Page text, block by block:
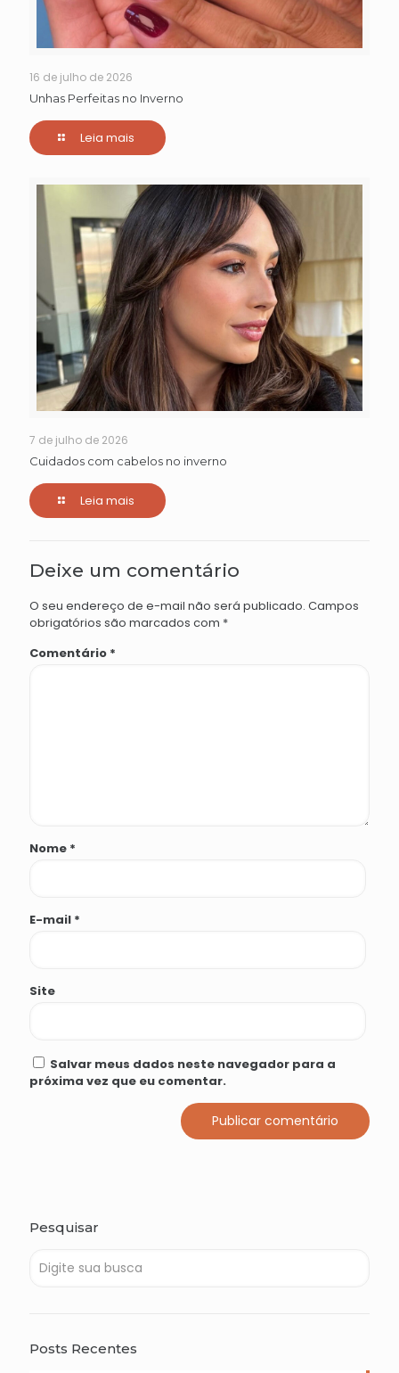
16 de julho de 2026
Unhas Perfeitas no Inverno
Leia mais
7 de julho de 2026
Cuidados com cabelos no inverno
Leia mais
Deixe um comentário
O seu endereço de e-mail não será publicado. Campos
obrigatórios são marcados com *
Comentário *
Nome *
E-mail *
Site
Salvar meus dados neste navegador para a
próxima vez que eu comentar.
Pesquisar
Posts Recentes